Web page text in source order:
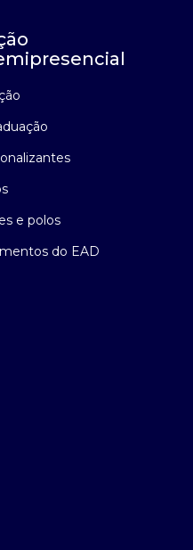
e polos
do EAD